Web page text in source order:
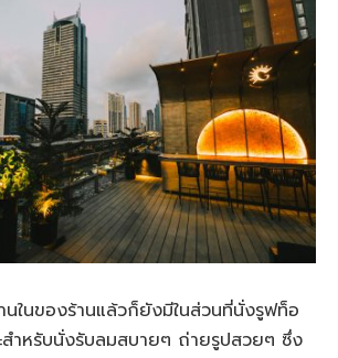
ในของร้านแล้วก็ยังมีในส่วนที่นั่งรูฟท็อ
สำหรับนั่งรับลมสบายๆ ถ่ายรูปสวยๆ ซึ่ง